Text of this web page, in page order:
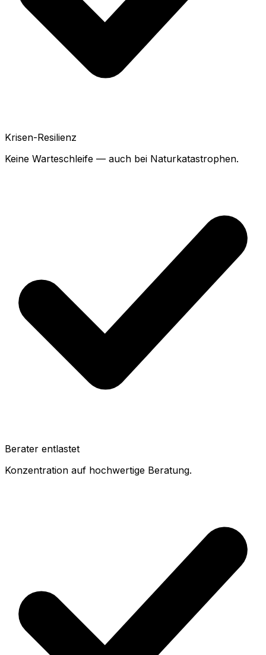
Krisen-Resilienz
Keine Warteschleife — auch bei Naturkatastrophen.
Berater entlastet
Konzentration auf hochwertige Beratung.